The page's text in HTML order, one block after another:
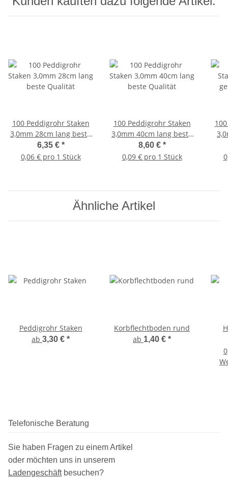
100 Peddigrohr Staken
3,0mm 28cm lang beste
Qualität
6,35 € *
0,06 € pro 1 Stück
100 Peddigrohr Staken
3,0mm 40cm lang beste
Qualität
8,60 € *
0,09 € pro 1 Stück
Ähnliche Artikel
Peddigrohr Staken
ab 3,30 € *
Korbflechtboden rund
ab 1,40 € *
Telefonische Beratung
Sie haben Fragen zu einem Artikel
oder möchten uns in unserem
Ladengeschäftbesuchen?